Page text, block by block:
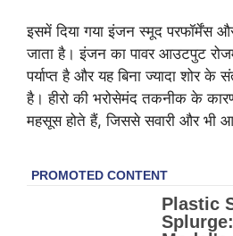
इसमें दिया गया इंजन स्मूद परफॉर्मेंस
जाता है। इंजन का पावर आउटपुट
पर्याप्त है और यह बिना ज्यादा शोर के
है। हीरो की भरोसेमंद तकनीक के
महसूस होते हैं, जिससे सवारी और भी